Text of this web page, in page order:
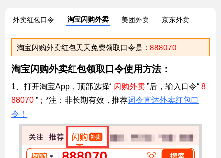
外卖红包口令 淘宝闪购外卖 美团外卖 京东外卖
淘宝闪购外卖红包天天免费领取口令是：888070
淘宝闪购外卖红包领取口令使用方法：
1、打开淘宝App，顶部选择“ 闪购外卖 ”后，输入口令“8
88070 ”；*注：非长期有效，推荐词令直达外卖红包口
令！